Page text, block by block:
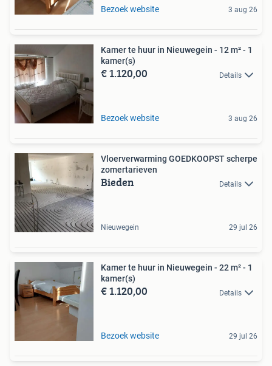
Bezoek website 3 aug 26
Kamer te huur in Nieuwegein - 12 m² - 1
kamer(s)
€ 1.120,00 Details
Bezoek website 3 aug 26
Vloerverwarming GOEDKOOPST scherpe
zomertarieven
Bieden Details
Nieuwegein 29 jul 26
Kamer te huur in Nieuwegein - 22 m² - 1
kamer(s)
€ 1.120,00 Details
Bezoek website 29 jul 26